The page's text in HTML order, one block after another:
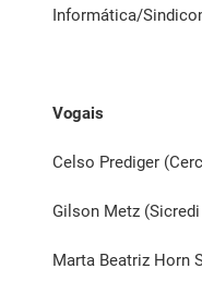
Informática/
Vogais
Celso Prediger
Gilson Metz
Marta Beatriz Horn